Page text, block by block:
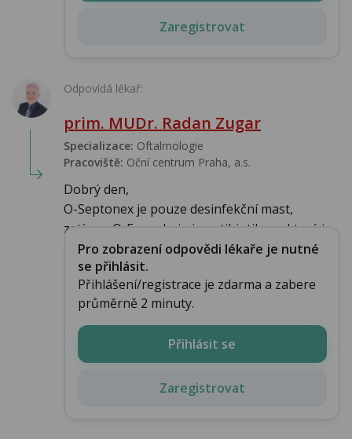
Zaregistrovat
Odpovídá lékař:
prim. MUDr. Radan Zugar
Specializace: Oftalmologie
Pracoviště: Oční centrum Praha, a.s.
Dobrý den,
O-Septonex je pouze desinfekční mast,
zatímco O-Framykoin je antibiotikum, které je...
Pro zobrazení odpovědi lékaře je nutné
se přihlásit.
Přihlášení/registrace je zdarma a zabere
průměrně 2 minuty.
Přihlásit se
Zaregistrovat